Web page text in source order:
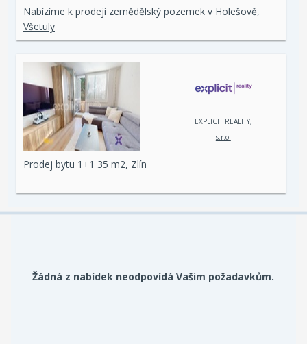
Nabízíme k prodeji zemědělský pozemek v Holešově,
Všetuly
EXPLICIT REALITY,
s.r.o.
Prodej bytu 1+1 35 m2, Zlín
Žádná z nabídek neodpovídá Vašim požadavkům.